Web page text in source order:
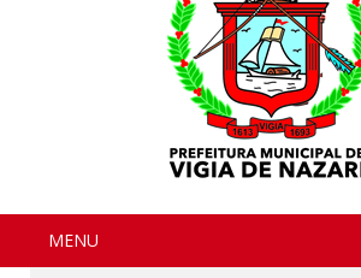
MENU